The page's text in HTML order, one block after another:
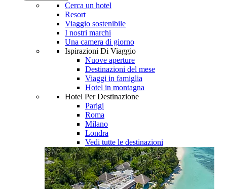
Cerca un hotel
Resort
Viaggio sostenibile
I nostri marchi
Una camera di giorno
Ispirazioni Di Viaggio
Nuove aperture
Destinazioni del mese
Viaggi in famiglia
Hotel in montagna
Hotel Per Destinazione
Parigi
Roma
Milano
Londra
Vedi tutte le destinazioni